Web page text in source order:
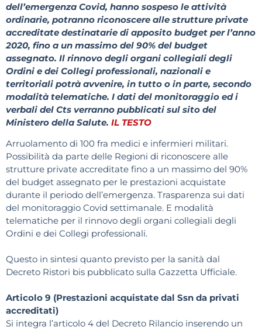
dell’emergenza Covid, hanno sospeso le attività
ordinarie, potranno riconoscere alle strutture private
accreditate destinatarie di apposito budget per l’anno
2020, fino a un massimo del 90% del budget
assegnato. Il rinnovo degli organi collegiali degli
Ordini e dei Collegi professionali, nazionali e
territoriali potrà avvenire, in tutto o in parte, secondo
modalità telematiche. I dati del monitoraggio ed i
verbali del Cts verranno pubblicati sul sito del
Ministero della Salute. IL TESTO
Arruolamento di 100 fra medici e infermieri militari.
Possibilità da parte delle Regioni di riconoscere alle
strutture private accreditate fino a un massimo del 90%
del budget assegnato per le prestazioni acquistate
durante il periodo dell’emergenza. Trasparenza sui dati
del monitoraggio Covid settimanale. E modalità
telematiche per il rinnovo degli organi collegiali degli
Ordini e dei Collegi professionali.
Questo in sintesi quanto previsto per la sanità dal
Decreto Ristori bis pubblicato sulla Gazzetta Ufficiale.
Articolo 9 (Prestazioni acquistate dal Ssn da privati
accreditati)
Si integra l’articolo 4 del Decreto Rilancio inserendo un